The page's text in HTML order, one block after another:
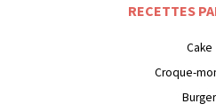
RECETTES
Cake
Croque-
Burger